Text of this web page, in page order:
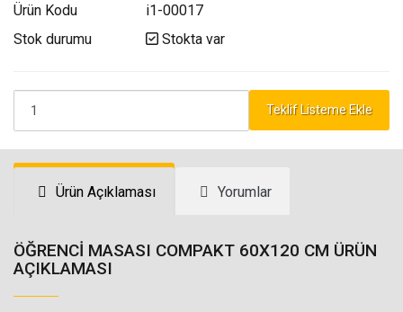
Ürün Kodu
i1-00017
Stok durumu
Stokta var
Teklif Listeme Ekle
Ürün Açıklaması Yorumlar
ÖĞRENCİ MASASI COMPAKT 60X120 CM ÜRÜN
AÇIKLAMASI